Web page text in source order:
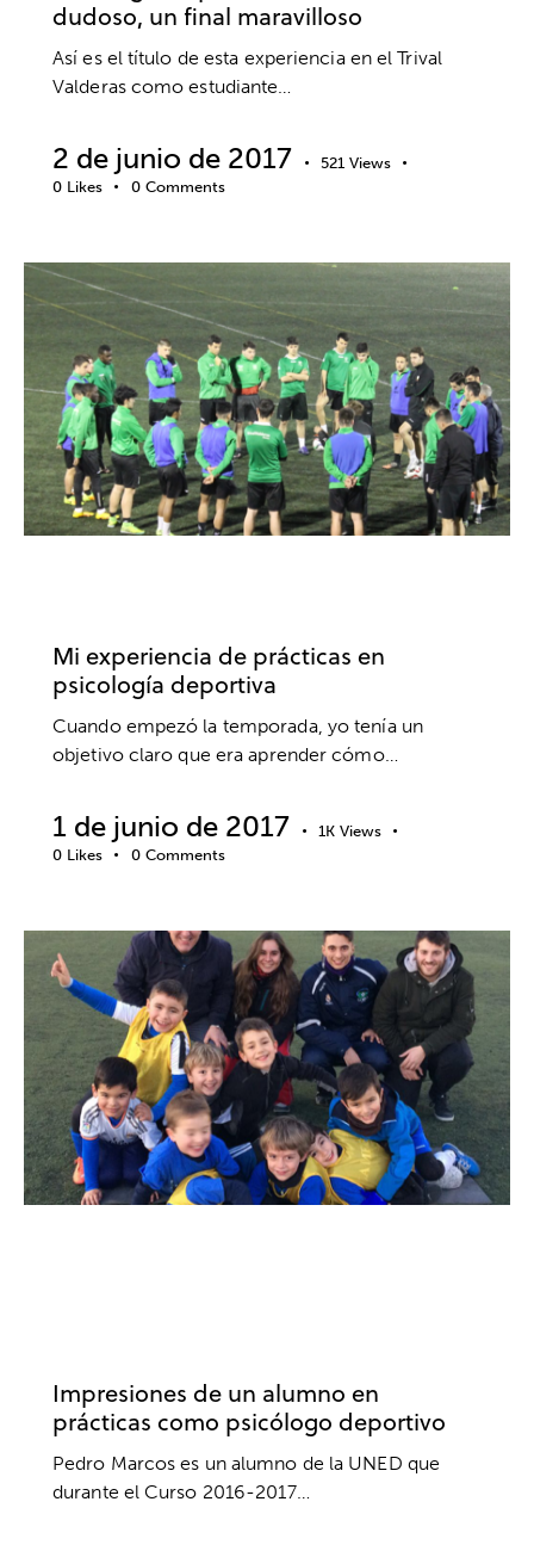
dudoso, un final maravilloso
Así es el título de esta experiencia en el Trival
Valderas como estudiante…
2 de junio de 2017 521 Views
0 Likes 0 Comments
Mi experiencia de prácticas en
psicología deportiva
Cuando empezó la temporada, yo tenía un
objetivo claro que era aprender cómo…
1 de junio de 2017 1K Views
0 Likes 0 Comments
Impresiones de un alumno en
prácticas como psicólogo deportivo
Pedro Marcos es un alumno de la UNED que
durante el Curso 2016-2017…